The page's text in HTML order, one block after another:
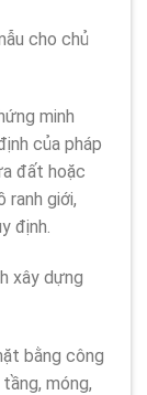
cho chủ
minh
của pháp
đất hoặc
giới,
định.
xây dựng
bằng công
móng,